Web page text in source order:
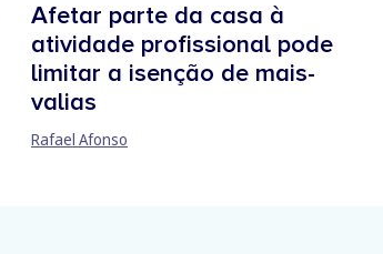
Afetar parte da casa à
atividade profissional pode
limitar a isenção de mais-
valias
Rafael Afonso